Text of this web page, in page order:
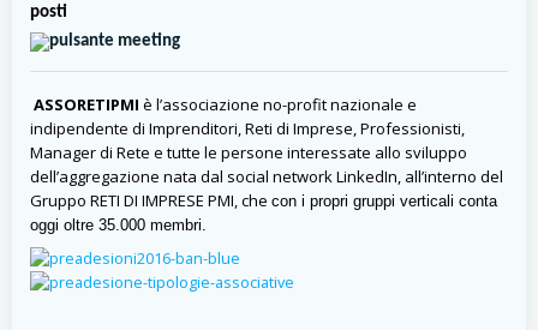
posti
ASSORETIPMI è l’associazione no-profit nazionale e
indipendente di Imprenditori, Reti di Imprese, Professionisti,
Manager di Rete e tutte le persone interessate allo sviluppo
dell’aggregazione nata dal social network LinkedIn, all’interno del
Gruppo RETI DI IMPRESE PMI, che con i propri gruppi verticali conta
oggi oltre 35.000 membri.